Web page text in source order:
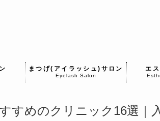
まつげ(アイラッシュ)サロン
Eyelash Salon
エ
すめのクリニック16選｜